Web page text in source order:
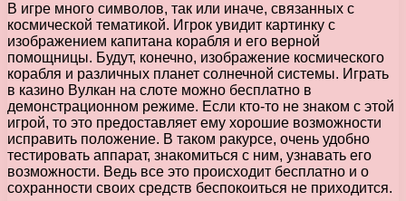
В игре много символов, так или иначе, связанных с
космической тематикой. Игрок увидит картинку с
изображением капитана корабля и его верной
помощницы. Будут, конечно, изображение космического
корабля и различных планет солнечной системы. Играть
в казино Вулкан на слоте можно бесплатно в
демонстрационном режиме. Если кто-то не знаком с этой
игрой, то это предоставляет ему хорошие возможности
исправить положение. В таком ракурсе, очень удобно
тестировать аппарат, знакомиться с ним, узнавать его
возможности. Ведь все это происходит бесплатно и о
сохранности своих средств беспокоиться не приходится.